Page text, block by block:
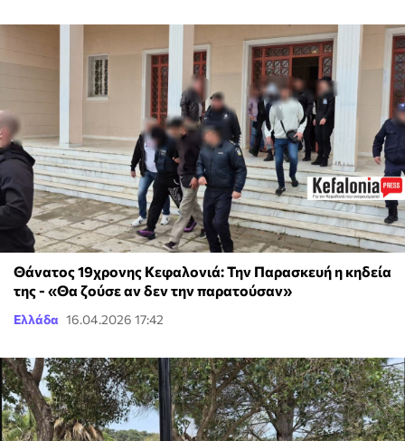
Θάνατος 19χρονης Κεφαλονιά: Την Παρασκευή η κηδεία
της - «Θα ζούσε αν δεν την παρατούσαν»
Ελλάδα 16.04.2026 17:42